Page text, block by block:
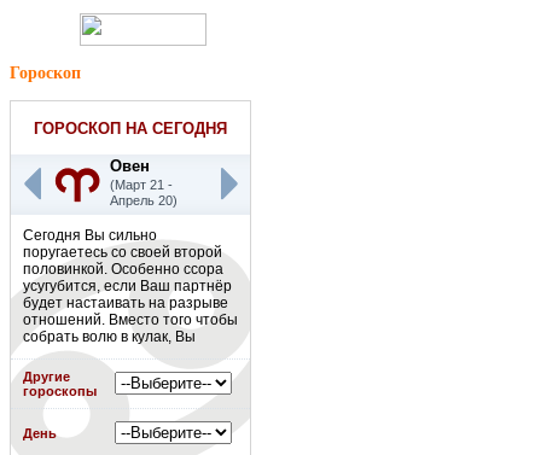
Гороскоп
ГОРОСКОП НА СЕГОДНЯ
Овен
(Март 21 -
Апрель 20)
Сегодня Вы сильно
поругаетесь со своей второй
половинкой. Особенно ссора
усугубится, если Ваш партнёр
будет настаивать на разрыве
отношений. Вместо того чтобы
собрать волю в кулак, Вы
ничего не предпримете. Есть
риск, что сегодня Ваш партнёр
уйдёт и Вы не станете его
останавливать. Подробнее
Другие
гороскопы
День